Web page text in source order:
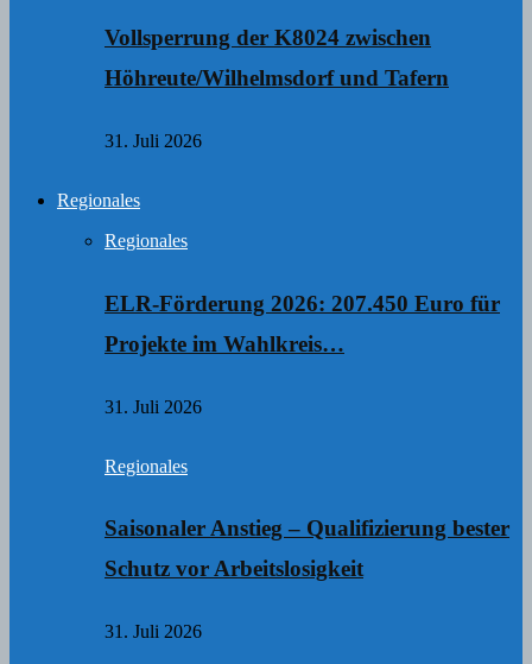
Vollsperrung der K8024 zwischen
Höhreute/Wilhelmsdorf und Tafern
31. Juli 2026
Regionales
Regionales
ELR-Förderung 2026: 207.450 Euro für
Projekte im Wahlkreis…
31. Juli 2026
Regionales
Saisonaler Anstieg – Qualifizierung bester
Schutz vor Arbeitslosigkeit
31. Juli 2026